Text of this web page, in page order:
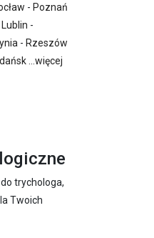
- Poznań
Lublin -
- Rzeszów
więcej
trychologa,
Twoich